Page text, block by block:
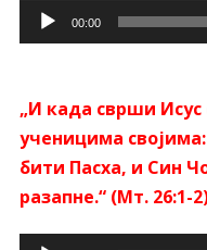
Прегледач
звучних
00:00
„И када сврши Исус
ученицима
бити Пасха, и Син
разапне.“ (Мт. 26:1-